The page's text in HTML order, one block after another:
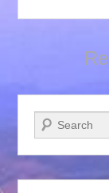
Zoeken